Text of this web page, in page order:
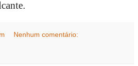
Nenhum comentário: